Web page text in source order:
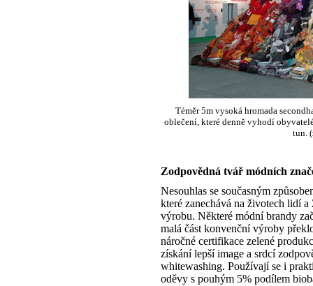
Téměr 5m vysoká hromada
oblečení, které denně vyhodí
tun.
Zodpovědná tvář módních
Nesouhlas se současným
které zanechává na životech lidí
výrobu. Některé módní brandy
malá část konvenční výroby
náročné certifikace zelené
získání lepší image a srdcí
whitewashing. Používají se i
oděvy s pouhým 5% podílem